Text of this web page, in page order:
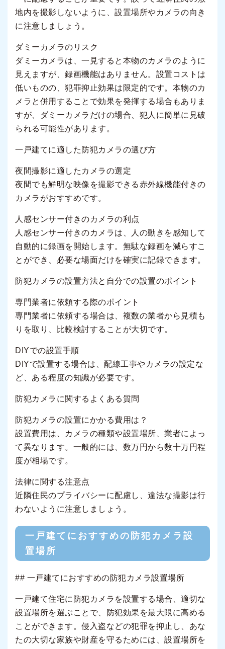
地内を撮影しないように、設置場所やカメラの向き
に注意しましょう。
ダミーカメラのリスク
ダミーカメラは、一見すると本物のカメラのように
見えますが、録画機能はありません。設置コストは
低いものの、犯罪抑止効果は限定的です。本物のカ
メラと併用することで効果を発揮する場合もありま
すが、ダミーカメラだけの場合、犯人に簡単に見破
られる可能性があります。
一戸建てに適した防犯カメラの選び方
夜間撮影に適したカメラの選定
夜間でも鮮明な映像を撮影できる赤外線機能付きの
カメラがおすすめです。
人感センサー付きのカメラの利点
人感センサー付きのカメラは、人の動きを感知して
自動的に録画を開始します。無駄な録画を減らすこ
とができ、必要な場面だけを確実に記録できます。
防犯カメラの設置方法と自分での設置のポイント
専門業者に依頼する際のポイント
専門業者に依頼する場合は、複数の業者から見積も
りを取り、比較検討することが大切です。
DIYでの設置手順
DIYで設置する場合は、配線工事やカメラの設定な
ど、ある程度の知識が必要です。
防犯カメラに関するよくある質問
防犯カメラの設置にかかる費用は？
設置費用は、カメラの種類や設置場所、業者によっ
て異なります。一般的には、数万円から数十万円程
度が相場です。
法律に関する注意点
近隣住民のプライバシーに配慮し、違法な撮影は行
わないように注意しましょう。
一戸建てにおすすめの防犯カメラ設
置場所
## 一戸建てにおすすめの防犯カメラ設置場所
一戸建て住宅に防犯カメラを設置する場合、適切な
設置場所を選ぶことで、防犯効果を最大限に高める
ことができます。侵入盗などの犯罪を抑止し、あな
たの大切な家族や財産を守るためには、設置場所を